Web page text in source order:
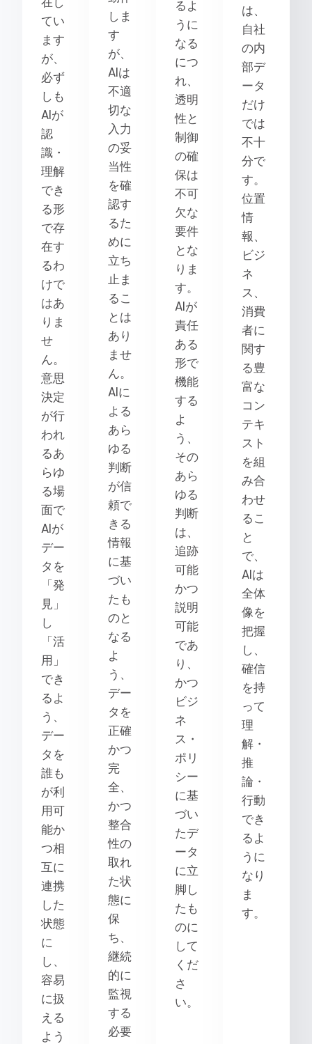
てい
ます
が、
必ず
しも
AIが
認
識・
理解
でき
る形
で存
在す
るわ
けで
はあ
りま
せ
ん。
意思
決定
が行
われ
るあ
らゆ
る場
面で
AIが
デー
タを
「発
見」
し
「活
用」
でき
るよ
う、
デー
タを
誰も
が利
用可
能か
つ相
互に
連携
した
状態
に
し、
容易
に扱
える
よう
しま
す
が、
AIは
不適
切な
入力
の妥
当性
を確
認す
るた
めに
立ち
止ま
るこ
とは
あり
ませ
ん。
AIに
よる
あら
ゆる
判断
が信
頼で
きる
情報
に基
づい
たも
のと
なる
よ
う、
デー
タを
正確
かつ
完
全、
かつ
整合
性の
取れ
た状
態に
保
ち、
継続
的に
監視
する
必要
るよ
うに
なる
につ
れ、
透明
性と
制御
の確
保は
不可
欠な
要件
とな
りま
す。
AIが
責任
ある
形で
機能
する
よ
う、
その
あら
ゆる
判断
は、
追跡
可能
かつ
説明
可能
であ
り、
かつ
ビジ
ネ
ス・
ポリ
シー
に基
づい
たデ
ータ
に立
脚し
たも
のに
して
くだ
さ
い。
は、
自社
の内
部デ
ータ
だけ
では
不十
分で
す。
位置
情
報、
ビジ
ネ
ス、
消費
者に
関す
る豊
富な
コン
テキ
スト
を組
み合
わせ
るこ
と
で、
AIは
全体
像を
把握
し、
確信
を持
って
理
解・
推
論・
行動
でき
るよ
うに
なり
ま
す。